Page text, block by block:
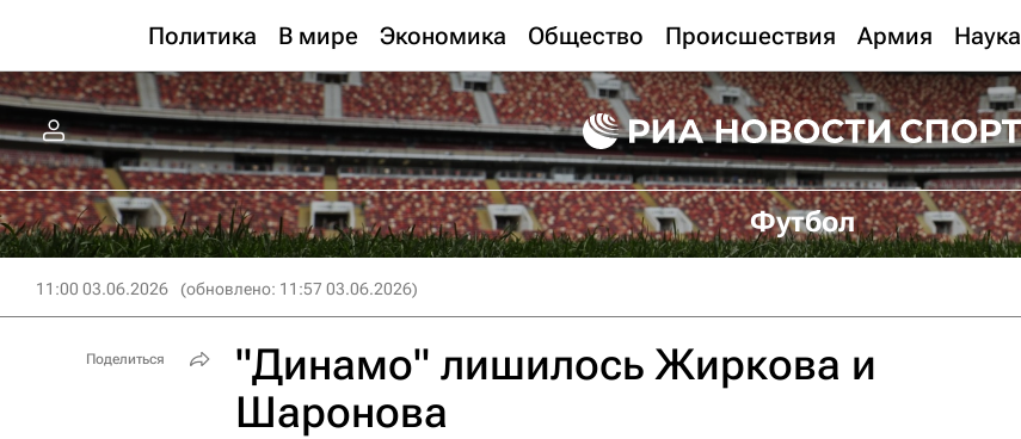
Политика В мире Экономика Общество Происшествия Армия Наука
Футбол
11:00 03.06.2026 (обновлено: 11:57 03.06.2026)
"Динамо" лишилось Жиркова и
Шаронова
Поделиться